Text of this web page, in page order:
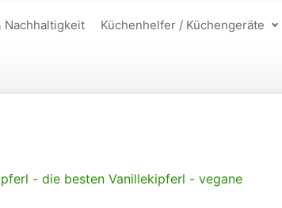
Nachhaltigkeit Küchenhelfer / Küchengeräte